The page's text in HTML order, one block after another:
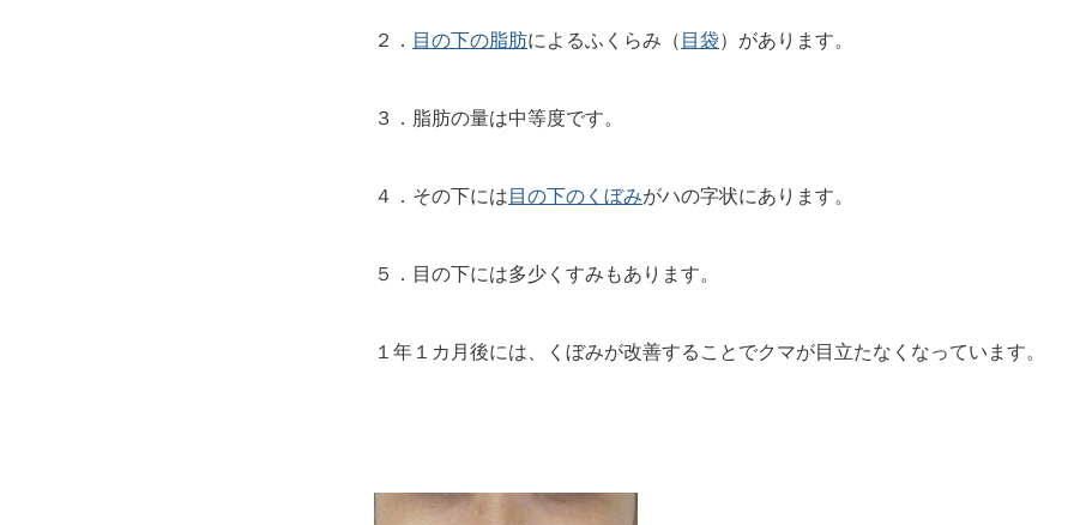
２． 目の下の脂肪によるふくらみ（ 目袋） があります。
３．脂肪の量は中等度です。
４．その下には 目の下のくぼみがハの字状にあります。
５．目の下には多少くすみもあります。
１年１カ月後には、くぼみが改善することでクマが目立たなくなっています。